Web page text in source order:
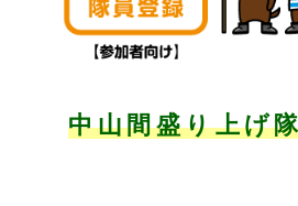
中山間盛り上げ